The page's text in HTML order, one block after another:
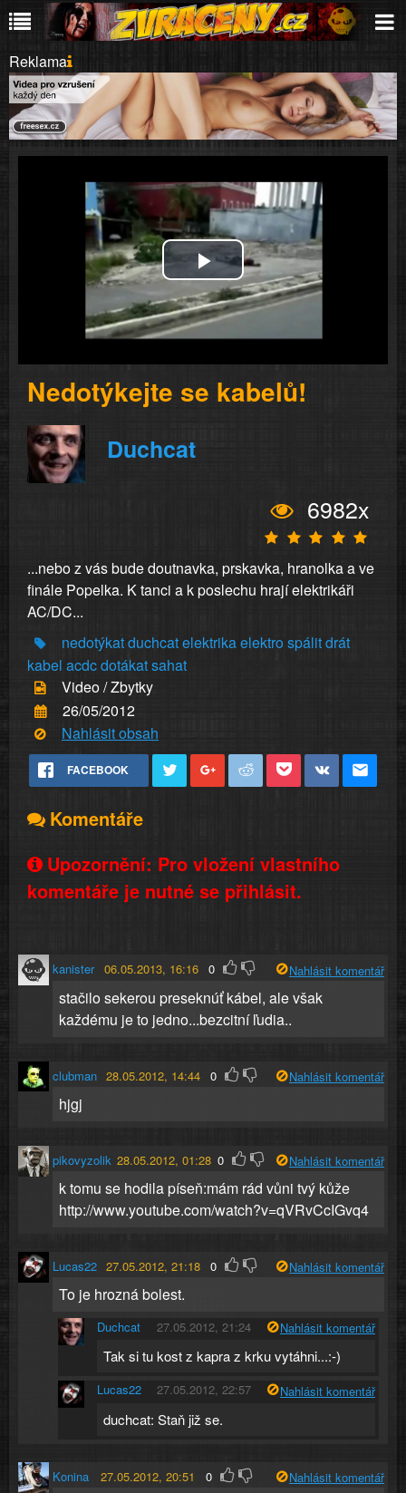
Reklama
Play
Video
Nedotýkejte se kabelů!
Duchcat
6982x
...nebo z vás bude doutnavka, prskavka, hranolka a ve
finále Popelka. K tanci a k poslechu hrají elektrikáři
AC/DC...
nedotýkatduchcatelektrikaelektrospálitdrát
kabel acdcdotákatsahat
Video / Zbytky
26/05/2012
Nahlásit obsah
FACEBOOK
Komentáře
Upozornění: Pro vložení vlastního
komentáře je nutné se přihlásit.
kanister 06.05.2013, 16:16 0 Nahlásit komentář
stačilo sekerou preseknúť kábel, ale však
každému je to jedno...bezcitní ľudia..
clubman 28.05.2012, 14:44 0 Nahlásit komentář
hjgj
pikovyzolik 28.05.2012, 01:28 0 Nahlásit komentář
k tomu se hodila píseň:mám rád vůni tvý kůže
http://www.youtube.com/watch?v=qVRvCcIGvq4
Lucas22 27.05.2012, 21:18 0 Nahlásit komentář
To je hrozná bolest.
Duchcat 27.05.2012, 21:24 Nahlásit komentář
Tak si tu kost z kapra z krku vytáhni...:-)
Lucas22 27.05.2012, 22:57 Nahlásit komentář
duchcat: Staň již se.
Konina 27.05.2012, 20:51 0 Nahlásit komentář